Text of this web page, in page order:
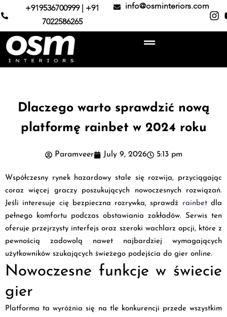
+919536700999 | +91
7022586265
info@osminteriors.com
Dlaczego warto sprawdzić nową
platformę rainbet w 2024 roku
Paramveer July 9, 2026 5:13 pm
Współczesny rynek hazardowy stale się rozwija, przyciągając
coraz więcej graczy poszukujących nowoczesnych rozwiązań.
Jeśli interesuje cię bezpieczna rozrywka, sprawdź rainbetdla
pełnego komfortu podczas obstawiania zakładów. Serwis ten
oferuje przejrzysty interfejs oraz szeroki wachlarz opcji, które z
pewnością zadowolą nawet najbardziej wymagających
użytkowników szukających świeżego podejścia do gier online.
Nowoczesne funkcje w świecie
gier
Platforma ta wyróżnia się na tle konkurencji przede wszystkim